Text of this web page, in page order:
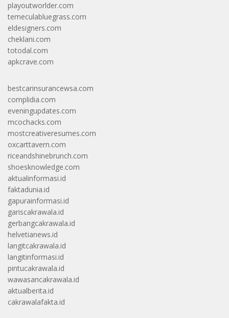
playoutworlder.com
temeculabluegrass.com
eldesigners.com
cheklani.com
totodal.com
apkcrave.com
bestcarinsurancewsa.com
complidia.com
eveningupdates.com
mcochacks.com
mostcreativeresumes.com
oxcarttavern.com
riceandshinebrunch.com
shoesknowledge.com
aktualinformasi.id
faktadunia.id
gapurainformasi.id
gariscakrawala.id
gerbangcakrawala.id
helvetianews.id
langitcakrawala.id
langitinformasi.id
pintucakrawala.id
wawasancakrawala.id
aktualberita.id
cakrawalafakta.id